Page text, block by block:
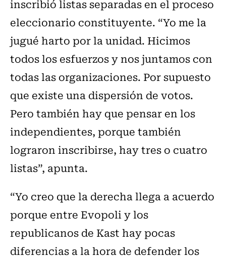
inscribió listas separadas en el proceso
eleccionario constituyente. “Yo me la
jugué harto por la unidad. Hicimos
todos los esfuerzos y nos juntamos con
todas las organizaciones. Por supuesto
que existe una dispersión de votos.
Pero también hay que pensar en los
independientes, porque también
lograron inscribirse, hay tres o cuatro
listas”, apunta.
“Yo creo que la derecha llega a acuerdo
porque entre Evopoli y los
republicanos de Kast hay pocas
diferencias a la hora de defender los